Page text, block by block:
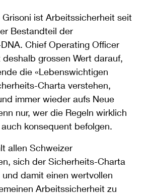
ist Arbeitssicherheit seit
Bestandteil der
Chief Operating Officer
grossen Wert darauf,
die «Lebenswichtigen
Charta verstehen,
immer wieder aufs Neue
nur, wer die Regeln wirklich
konsequent befolgen.
allen Schweizer
sich der Sicherheits-Charta
damit einen wertvollen
Arbeitssicherheit zu